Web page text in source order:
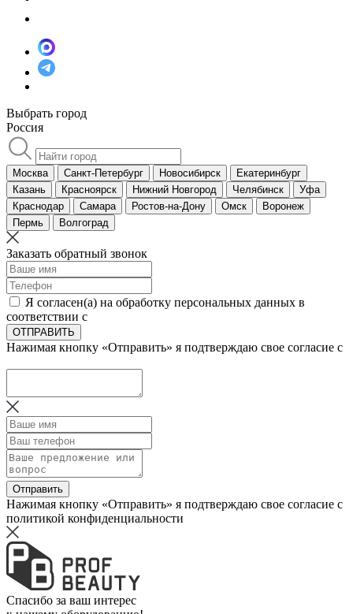
Выбрать город
Россия
Москва Санкт-Петербург Новосибирск
Екатеринбург
Казань
Красноярск Нижний Новгород Челябинск
Уфа
Краснодар
Самара Ростов-на-Дону Омск
Воронеж
Пермь
Волгоград
Заказать обратный звонок
Я согласен(а) на обработку персональных данных в
соответствии с
ОТПРАВИТЬ
Нажимая кнопку «Отправить» я подтверждаю свое согласие с
Отправить
Нажимая кнопку «Отправить» я подтверждаю свое согласие с
политикой конфиденциальности
Спасибо за ваш интерес